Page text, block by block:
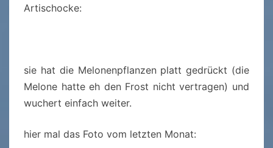
Artischocke:
sie hat die Melonenpflanzen platt gedrückt (die
Melone hatte eh den Frost nicht vertragen) und
wuchert einfach weiter.
hier mal das Foto vom letzten Monat: